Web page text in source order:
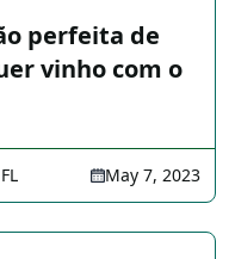
perfeita de
vinho com o
May 7, 2023